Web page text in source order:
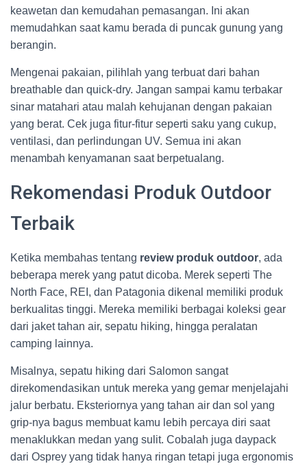
keawetan dan kemudahan pemasangan. Ini akan
memudahkan saat kamu berada di puncak gunung yang
berangin.
Mengenai pakaian, pilihlah yang terbuat dari bahan
breathable dan quick-dry. Jangan sampai kamu terbakar
sinar matahari atau malah kehujanan dengan pakaian
yang berat. Cek juga fitur-fitur seperti saku yang cukup,
ventilasi, dan perlindungan UV. Semua ini akan
menambah kenyamanan saat berpetualang.
Rekomendasi Produk Outdoor
Terbaik
Ketika membahas tentang review produk outdoor, ada
beberapa merek yang patut dicoba. Merek seperti The
North Face, REI, dan Patagonia dikenal memiliki produk
berkualitas tinggi. Mereka memiliki berbagai koleksi gear
dari jaket tahan air, sepatu hiking, hingga peralatan
camping lainnya.
Misalnya, sepatu hiking dari Salomon sangat
direkomendasikan untuk mereka yang gemar menjelajahi
jalur berbatu. Eksteriornya yang tahan air dan sol yang
grip-nya bagus membuat kamu lebih percaya diri saat
menaklukkan medan yang sulit. Cobalah juga daypack
dari Osprey yang tidak hanya ringan tetapi juga ergonomis